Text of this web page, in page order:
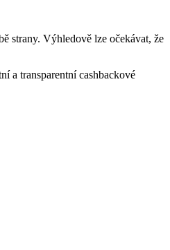
strany. Výhledově lze očekávat, že
a transparentní cashbackové